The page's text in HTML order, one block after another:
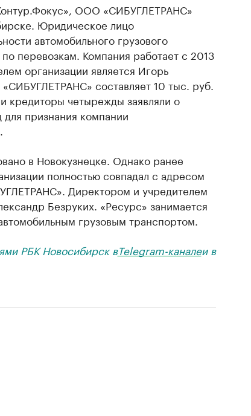
ООО «СИБУГЛЕТРАНС»
Юридическое лицо
автомобильного грузового
перевозкам. Компания работает с 2013
организации является Игорь
составляет 10 тыс. руб.
кредиторы четырежды заявляли о
для признания компании
в Новокузнецке. Однако ранее
полностью совпадал с адресом
Директором и учредителем
Безруких. «Ресурс» занимается
грузовым транспортом.
РБК Новосибирск вTelegram-каналеи в